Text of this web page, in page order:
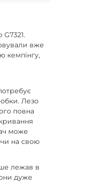
вже
кемпінгу,
Лезо
повна
може
на свою
лежав в
дуже